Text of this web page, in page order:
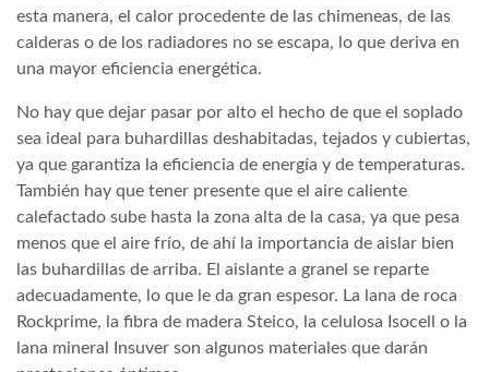
esta manera, el calor procedente de las chimeneas, de las
calderas o de los radiadores no se escapa, lo que deriva en
una mayor eficiencia energética.
No hay que dejar pasar por alto el hecho de que el soplado
sea ideal para buhardillas deshabitadas, tejados y cubiertas,
ya que garantiza la eficiencia de energía y de temperaturas.
También hay que tener presente que el aire caliente
calefactado sube hasta la zona alta de la casa, ya que pesa
menos que el aire frío, de ahí la importancia de aislar bien
las buhardillas de arriba. El aislante a granel se reparte
adecuadamente, lo que le da gran espesor. La lana de roca
Rockprime, la fibra de madera Steico, la celulosa Isocell o la
lana mineral Insuver son algunos materiales que darán